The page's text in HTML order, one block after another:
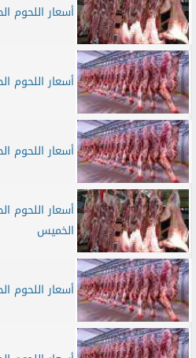
أسعار اللحوم
أسعار اللحوم
أسعار اللحوم
أسعار اللحوم
الخميس
أسعار اللحوم